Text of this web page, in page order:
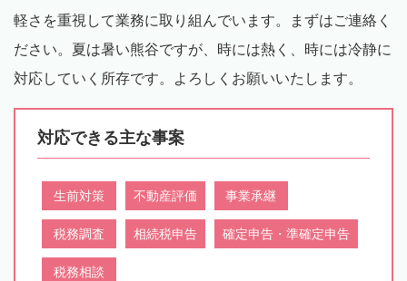
軽さを重視して業務に取り組んでいます。まずはご連絡く
ださい。夏は暑い熊谷ですが、時には熱く、時には冷静に
対応していく所存です。よろしくお願いいたします。
対応できる主な事案
生前対策 不動産評価 事業承継
税務調査 相続税申告 確定申告・準確定申告
税務相談